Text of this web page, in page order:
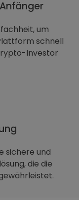
um
schnell
Investor
sichere und
die die